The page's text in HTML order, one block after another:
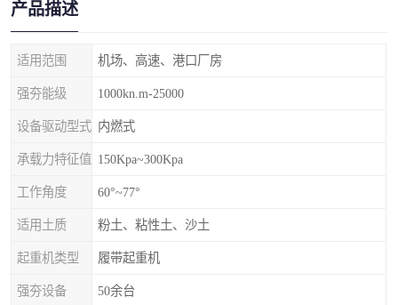
产品描述
适用范围 机场、高速、港口厂房
强夯能级 1000kn.m-25000
设备驱动型式 内燃式
承载力特征值 150Kpa~300Kpa
工作角度 60°~77°
适用土质 粉土、粘性土、沙土
起重机类型 履带起重机
强夯设备 50余台